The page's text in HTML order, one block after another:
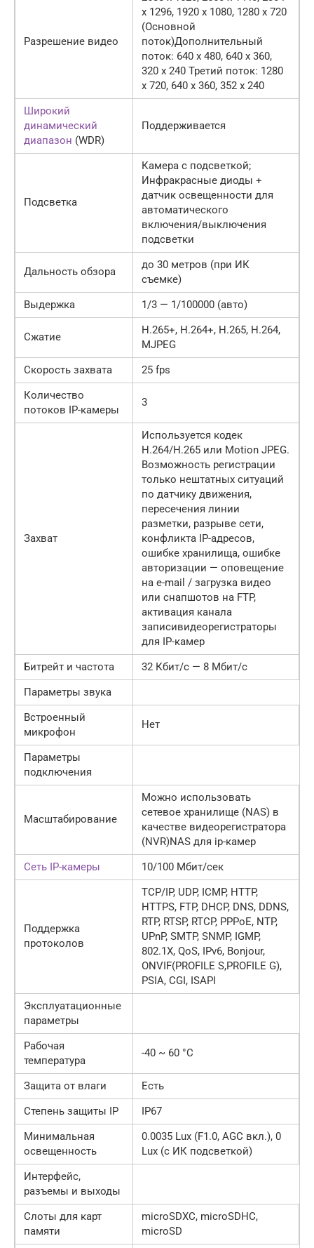
Разрешение видео
x 1296, 1920 x 1080, 1280 x 720
(Основной
поток)Дополнительный
поток: 640 x 480, 640 x 360,
320 x 240 Третий поток: 1280
x 720, 640 x 360, 352 x 240
Широкий
динамический
диапазон (WDR)
Поддерживается
Подсветка
Камера с подсветкой;
Инфракрасные диоды +
датчик освещенности для
автоматического
включения/выключения
подсветки
Дальность обзора
до 30 метров (при ИК
съемке)
Выдержка
1/3 — 1/100000 (авто)
Сжатие
H.265+, H.264+, H.265, H.264,
MJPEG
Скорость захвата
25 fps
Количество
потоков IP-камеры
3
Захват
Используется кодек
H.264/H.265 или Motion JPEG.
Возможность регистрации
только нештатных ситуаций
по датчику движения,
пересечения линии
разметки, разрыве сети,
конфликта IP-адресов,
ошибке хранилища, ошибке
авторизации — оповещение
на e-mail / загрузка видео
или снапшотов на FTP,
активация канала
записивидеорегистраторы
для IP-камер
Битрейт и частота
32 Кбит/с — 8 Мбит/с
Параметры звука
Встроенный
микрофон
Нет
Параметры
подключения
Масштабирование
Можно использовать
сетевое хранилище (NAS) в
качестве видеорегистратора
(NVR)NAS для ip-камер
Сеть IP-камеры
10/100 Мбит/сек
Поддержка
протоколов
TCP/IP, UDP, ICMP, HTTP,
HTTPS, FTP, DHCP, DNS, DDNS,
RTP, RTSP, RTCP, PPPoE, NTP,
UPnP, SMTP, SNMP, IGMP,
802.1X, QoS, IPv6, Bonjour,
ONVIF(PROFILE S,PROFILE G),
PSIA, CGI, ISAPI
Эксплуатационные
параметры
Рабочая
температура
-40 ~ 60 °C
Защита от влаги
Есть
Степень защиты IP
IP67
Минимальная
освещенность
0.0035 Lux (F1.0, AGC вкл.), 0
Lux (с ИК подсветкой)
Интерфейс,
разъемы и выходы
Слоты для карт
памяти
microSDXC, microSDHC,
microSD